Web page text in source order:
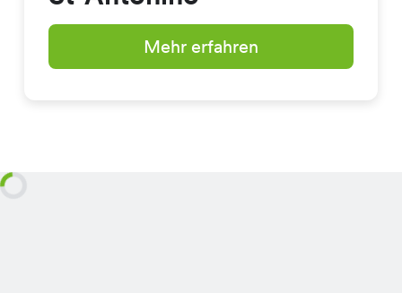
Mehr erfahren